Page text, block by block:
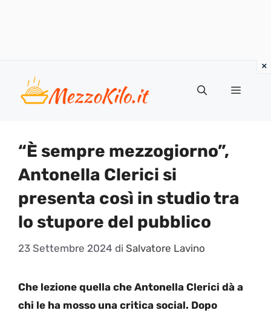
contenuto
Menu
“È sempre mezzogiorno”,
Antonella Clerici si
presenta così in studio tra
lo stupore del pubblico
23 Settembre 2024 di Salvatore Lavino
Che lezione quella che Antonella Clerici dà a
chi le ha mosso una critica social. Dopo